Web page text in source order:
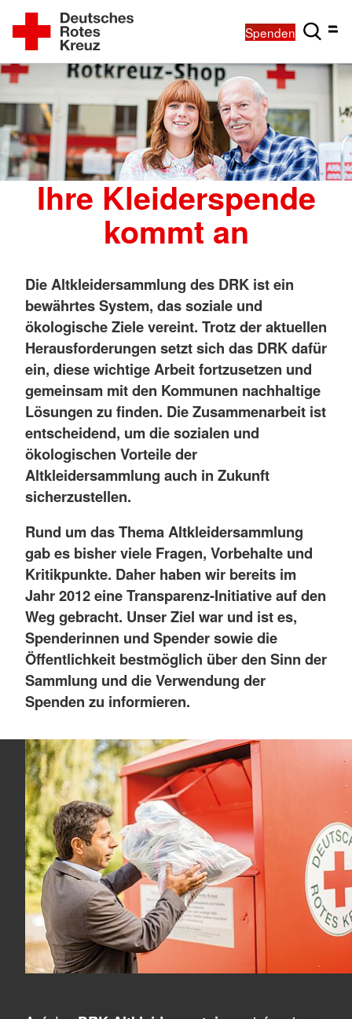
Spenden
Ihre Kleiderspende
kommt an
Die Altkleidersammlung des DRK ist ein
bewährtes System, das soziale und
ökologische Ziele vereint. Trotz der aktuellen
Herausforderungen setzt sich das DRK dafür
ein, diese wichtige Arbeit fortzusetzen und
gemeinsam mit den Kommunen nachhaltige
Lösungen zu finden. Die Zusammenarbeit ist
entscheidend, um die sozialen und
ökologischen Vorteile der
Altkleidersammlung auch in Zukunft
sicherzustellen.
Rund um das Thema Altkleidersammlung
gab es bisher viele Fragen, Vorbehalte und
Kritikpunkte. Daher haben wir bereits im
Jahr 2012 eine Transparenz-Initiative auf den
Weg gebracht. Unser Ziel war und ist es,
Spenderinnen und Spender sowie die
Öffentlichkeit bestmöglich über den Sinn der
Sammlung und die Verwendung der
Spenden zu informieren.